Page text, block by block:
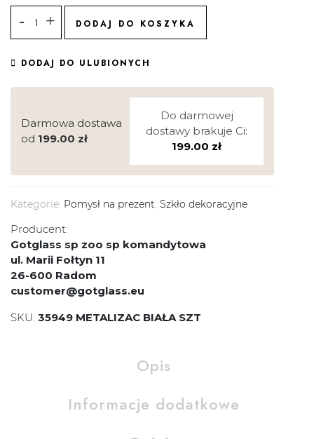
DODAJ DO KOSZYKA
DODAJ DO ULUBIONYCH
Darmowa dostawa
od 199.00 zł
Do darmowej
dostawy brakuje Ci:
199.00 zł
Kategorie: Pomysł na prezent, Szkło dekoracyjne
Producent:
Gotglass sp zoo sp komandytowa
ul. Marii Fołtyn 11
26-600 Radom
customer@gotglass.eu
SKU: 35949 METALIZAC BIAŁA SZT
Opis
Informacje dodatkowe